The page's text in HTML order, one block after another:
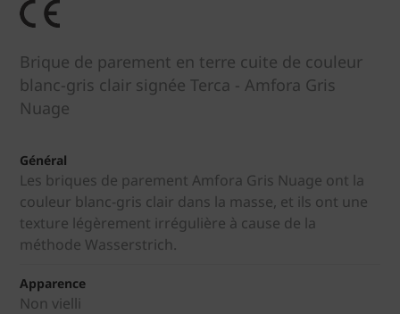
Brique de parement en terre cuite de couleur
blanc-gris clair signée Terca - Amfora Gris
Nuage
Général
Les briques de parement Amfora Gris Nuage ont la
couleur blanc-gris clair dans la masse, et ils ont une
texture légèrement irrégulière à cause de la
méthode Wasserstrich.
Apparence
Non vielli